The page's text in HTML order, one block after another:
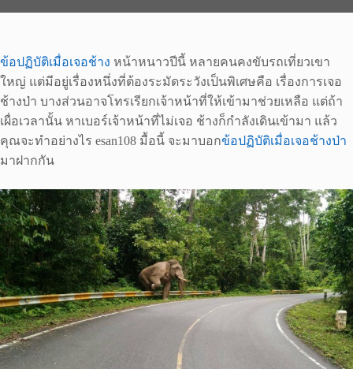
ข้อปฏิบัติเมื่อเจอช้าง หน้าหนาวปีนี้ หลายคนคงขับรถเที่ยวเขา
ใหญ่ แต่มีอยู่เรื่องหนึ่งที่ต้องระมัดระวังเป็นพิเศษคือ เรื่องการเจอ
ช้างป่า บางส่วนอาจโทรเรียกเจ้าหน้าที่ให้เข้ามาช่วยเหลือ แต่ถ้า
เผื่อเวลานั้น หาเบอร์เจ้าหน้าที่ไม่เจอ ช้างก็กำลังเดินเข้ามา แล้ว
คุณจะทำอย่างไร esan108 มื้อนี้ จะมาบอกข้อปฏิบัติเมื่อเจอช้างป่า
มาฝากกัน